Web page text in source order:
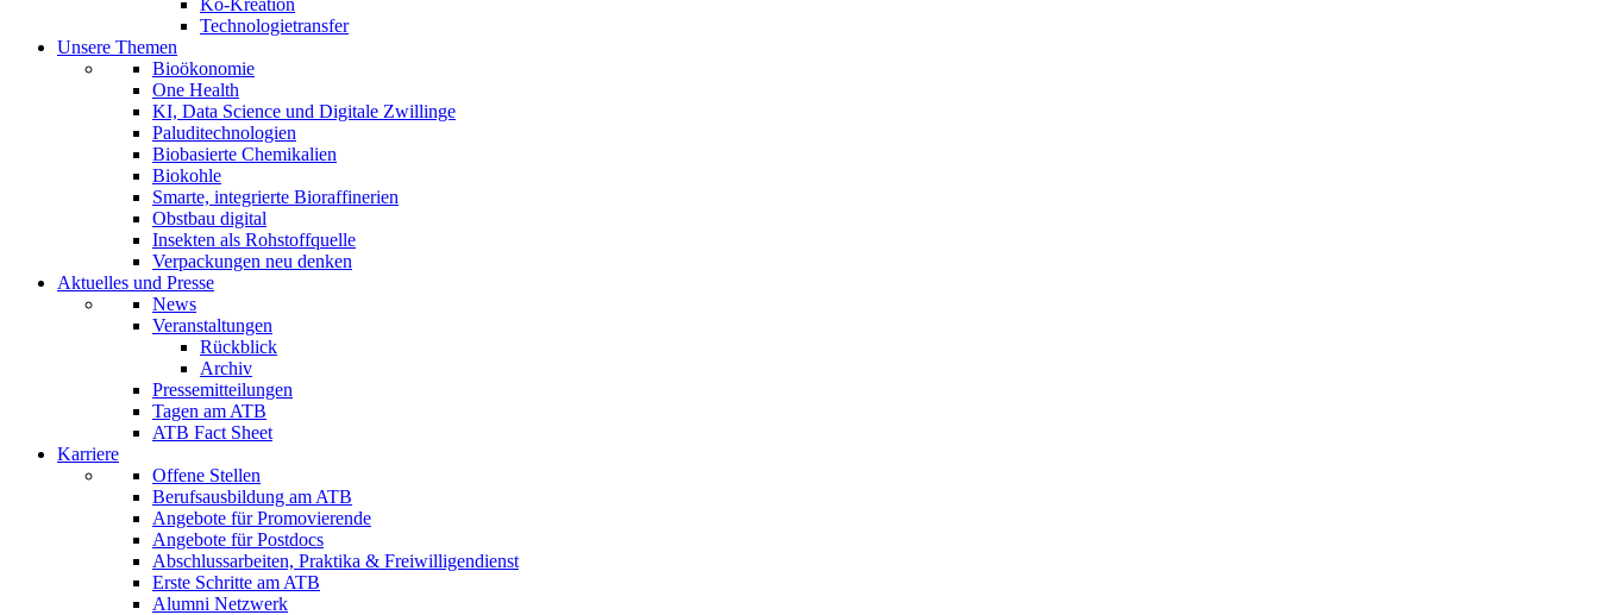
Ko-Kreation
Technologietransfer
Unsere Themen
Bioökonomie
One Health
KI, Data Science und Digitale Zwillinge
Paluditechnologien
Biobasierte Chemikalien
Biokohle
Smarte, integrierte Bioraffinerien
Obstbau digital
Insekten als Rohstoffquelle
Verpackungen neu denken
Aktuelles und Presse
News
Veranstaltungen
Rückblick
Archiv
Pressemitteilungen
Tagen am ATB
ATB Fact Sheet
Karriere
Offene Stellen
Berufsausbildung am ATB
Angebote für Promovierende
Angebote für Postdocs
Abschlussarbeiten, Praktika & Freiwilligendienst
Erste Schritte am ATB
Alumni Netzwerk